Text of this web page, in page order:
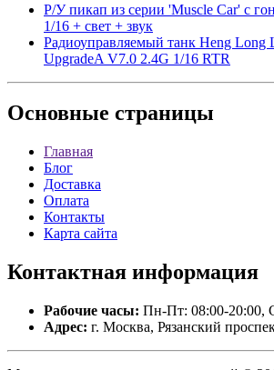
Р/У пикап из серии 'Muscle Сar' с
1/16 + свет + звук
Радиоуправляемый танк Heng Long
UpgradeA V7.0 2.4G 1/16 RTR
Основные страницы
Главная
Блог
Доставка
Оплата
Контакты
Карта сайта
Контактная информация
Рабочие часы: Пн-Пт: 08:00-20:00,
Адрес: г. Москва, Рязанский